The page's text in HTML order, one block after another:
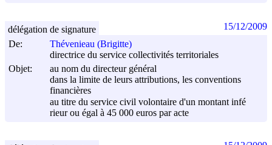
De:
Thévenieau (Brigitte)
directrice du service collectivités territoriales
Objet:
au nom du directeur général
dans la limite de leurs attributions, les conventions
financières
au titre du service civil volontaire d'un montant infé
rieur ou égal à 45 000 euros par acte
délégation de signature 15/12/2009